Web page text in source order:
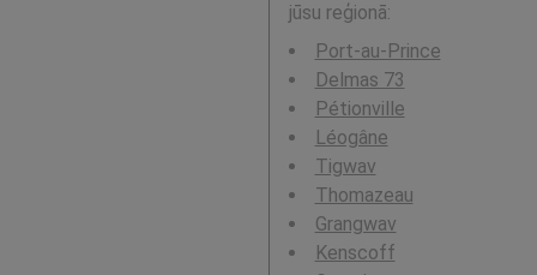
jūsu reģionā:
Port-au-Prince
Delmas 73
Pétionville
Léogâne
Tigwav
Thomazeau
Grangwav
Kenscoff